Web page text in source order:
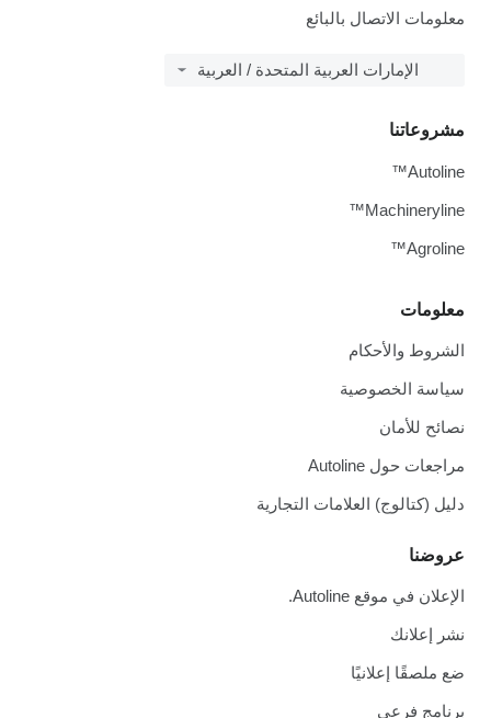
معلومات الاتصال بالبائع
الإمارات العربية المتحدة / العربية
معلومات
الشروط والأحكام
سياسة الخصوصية
نصائح للأمان
مراجعات حول Autoline
دليل (كتالوج) العلامات التجارية
عروضنا
الإعلان في موقع Autoline.
نشر إعلانك
ضع ملصقًا إعلانيًا
برنامج فرعي
مشروعاتنا
Autoline™
Machineryline™
Agroline™